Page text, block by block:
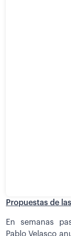
Propuestas de
En semanas
Pablo Velasco